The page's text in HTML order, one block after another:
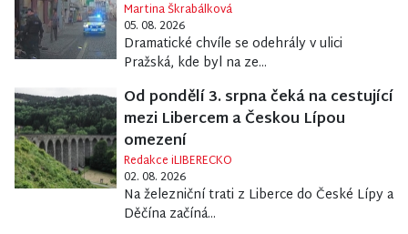
Martina Škrabálková
05. 08. 2026
Dramatické chvíle se odehrály v ulici
Pražská, kde byl na ze...
Od pondělí 3. srpna čeká na cestující
mezi Libercem a Českou Lípou
omezení
Redakce iLIBERECKO
02. 08. 2026
Na železniční trati z Liberce do České Lípy a
Děčína začíná...